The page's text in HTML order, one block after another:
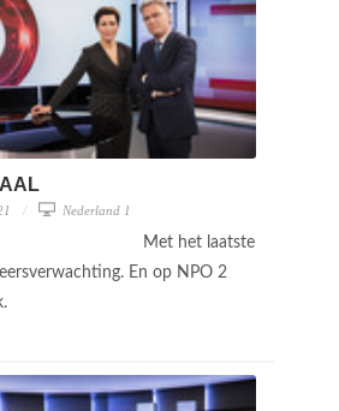
Nederland 1
Met het laatste
En op NPO 2